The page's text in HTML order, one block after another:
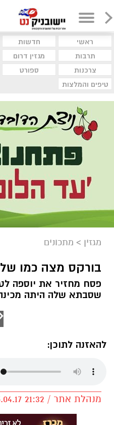
ראשי חדשות
תרבות
מגזין דרום
צרכנות
ספורט
טיפים והמלצות
מגזין > מתכונים
בורקס מצה כמו
פסח מחזיר את יוספה
שסבתא שלה היתה
להאזנה לתוכן:
מנהלת אתר / 21:32 05.04.17